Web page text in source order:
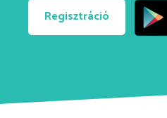
Regisztráció